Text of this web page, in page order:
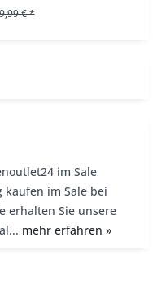
€ *
im Sale
im Sale bei
erhalten Sie unsere
mehr erfahren »